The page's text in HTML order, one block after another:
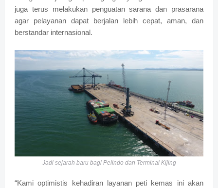
juga terus melakukan penguatan sarana dan prasarana
agar pelayanan dapat berjalan lebih cepat, aman, dan
berstandar internasional.
Jadi sejarah baru bagi Pelindo dan Terminal Kijing
“Kami optimistis kehadiran layanan peti kemas ini akan